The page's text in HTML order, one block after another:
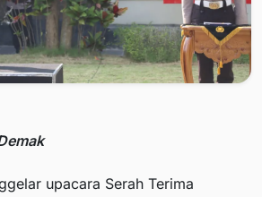
upacara Serah Terima